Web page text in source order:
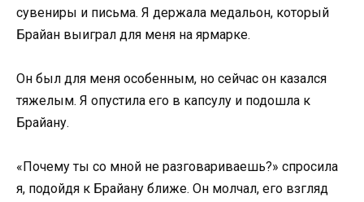
сувениры и письма. Я держала медальон, который
Брайан выиграл для меня на ярмарке.
Он был для меня особенным, но сейчас он казался
тяжелым. Я опустила его в капсулу и подошла к
Брайану.
«Почему ты со мной не разговариваешь?» спросила
я, подойдя к Брайану ближе. Он молчал, его взгляд